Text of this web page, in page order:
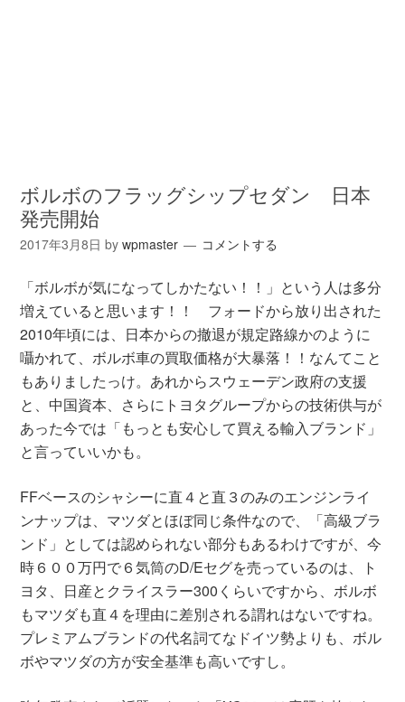
ボルボのフラッグシップセダン 日本
発売開始
2017年3月8日 bywpmaster コメントする
「ボルボが気になってしかたない！！」という人は多分
増えていると思います！！ フォードから放り出された
2010年頃には、日本からの撤退が規定路線かのように
囁かれて、ボルボ車の買取価格が大暴落！！なんてこと
もありましたっけ。あれからスウェーデン政府の支援
と、中国資本、さらにトヨタグループからの技術供与が
あった今では「もっとも安心して買える輸入ブランド」
と言っていいかも。
FFベースのシャシーに直４と直３のみのエンジンライ
ンナップは、マツダとほぼ同じ条件なので、「高級ブラ
ンド」としては認められない部分もあるわけですが、今
時６００万円で６気筒のD/Eセグを売っているのは、ト
ヨタ、日産とクライスラー300くらいですから、ボルボ
もマツダも直４を理由に差別される謂れはないですね。
プレミアムブランドの代名詞てなドイツ勢よりも、ボル
ボやマツダの方が安全基準も高いですし。